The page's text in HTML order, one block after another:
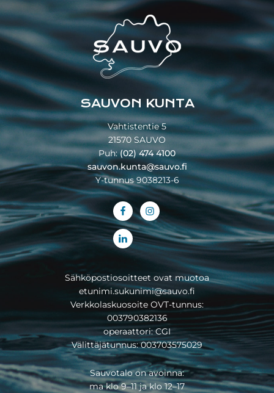
Footer
SAUVON KUNTA
Vahtistentie 5
21570 SAUVO
Puh:(02) 474 4100
sauvon.kunta@sauvo.fi
Y-tunnus 9038213-6
Sähköpostiosoitteet ovat muotoa
etunimi.sukunimi@sauvo.fi
Verkkolaskuosoite OVT-tunnus:
003790382136
operaattori: CGI
Välittäjätunnus: 003703575029
Sauvotalo on avoinna:
ma klo 9–11 ja klo 12–17